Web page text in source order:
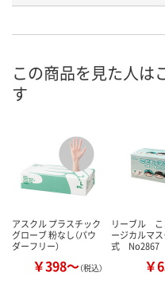
P677784
在庫 あり
お届け日
数量
カゴへ
この商品を見た人は
す
アスクル プラスチック
グローブ 粉なし（パウ
ダーフリー）
￥398～（税込）
リーブル こ
ージカルマス
式
￥